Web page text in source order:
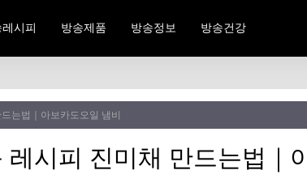
시피 방송제품 방송정보 방송건강
는법｜아보카도오일 냄비
시피 진미채 만드는법｜